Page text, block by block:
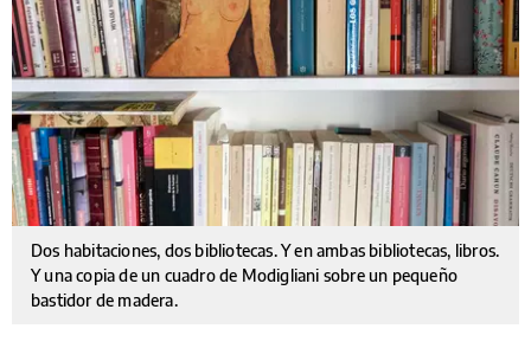
Dos habitaciones, dos bibliotecas. Y en ambas bibliotecas, libros.
Y una copia de un cuadro de Modigliani sobre un pequeño
bastidor de madera.